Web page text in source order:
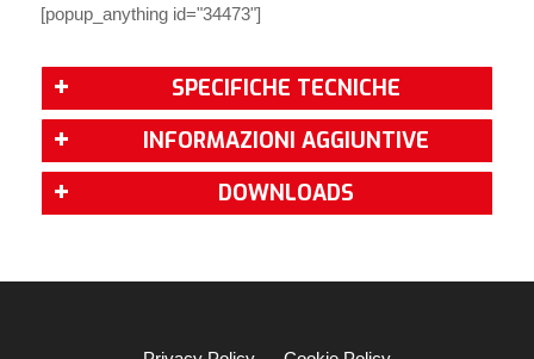
[popup_anything id="34473"]
SPECIFICHE TECNICHE
INFORMAZIONI AGGIUNTIVE
DOWNLOADS